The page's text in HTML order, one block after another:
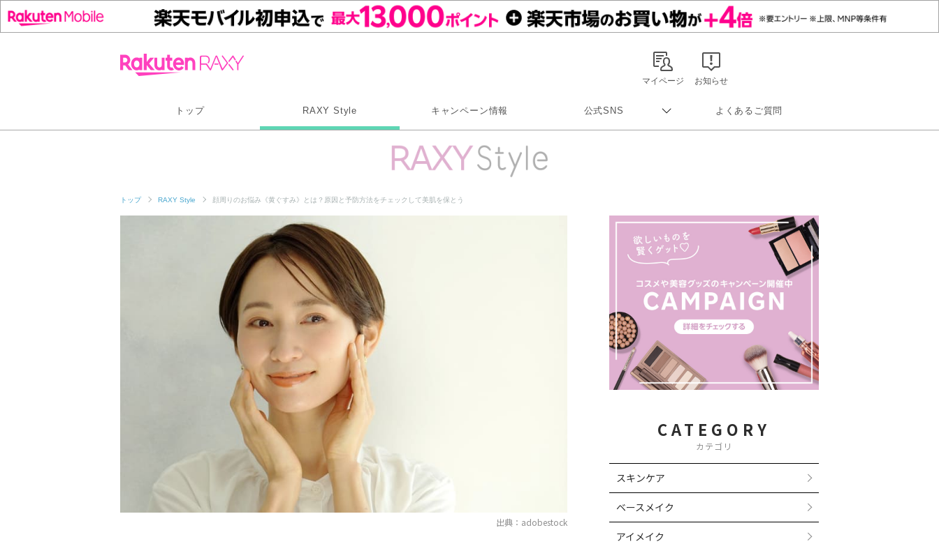
お知らせ
マイページ
トップ RAXY Style キャンペーン情報 公式SNS
Rakuten Link
よくあるご質問
トップ RAXY Style 顔周りのお悩み《黄ぐすみ》とは？原因と予防方法をチェックして美肌を保とう
出典：adobestock
CATEGORY
カテゴリ
スキンケア
ベースメイク
アイメイク